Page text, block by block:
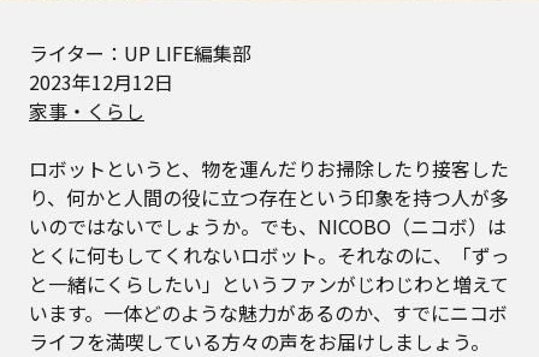
ライター：UP LIFE編集部
2023年12月12日
家事・くらし
ロボットというと、物を運んだりお掃除したり接客した
り、何かと人間の役に立つ存在という印象を持つ人が多
いのではないでしょうか。でも、NICOBO（ニコボ）は
とくに何もしてくれないロボット。それなのに、「ずっ
と一緒にくらしたい」というファンがじわじわと増えて
います。一体どのような魅力があるのか、すでにニコボ
ライフを満喫している方々の声をお届けしましょう。